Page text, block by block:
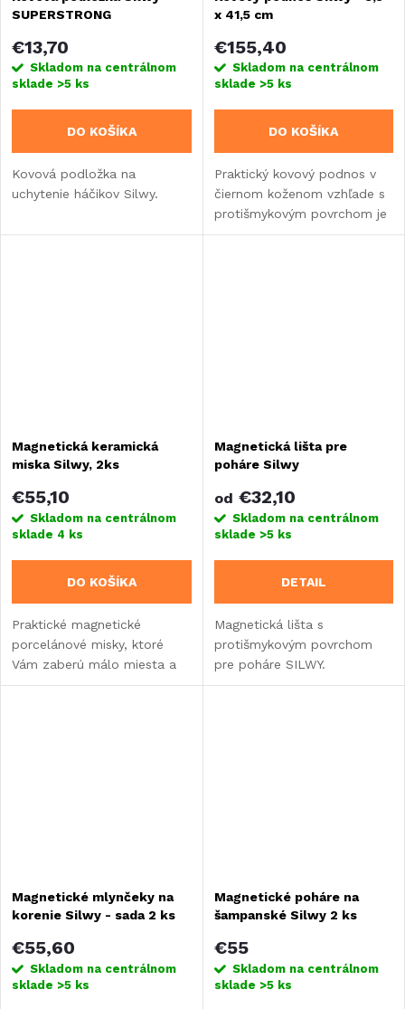
SUPERSTRONG
€13,70
Skladom na centrálnom
sklade >5 ks
DO KOŠÍKA
Kovová podložka na
uchytenie háčikov Silwy.
x 41,5 cm
€155,40
Skladom na centrálnom
sklade >5 ks
DO KOŠÍKA
Praktický kovový podnos v
čiernom koženom vzhľade s
protišmykovým povrchom je
určený pre všetky riady,
Magnetická keramická
miska Silwy, 2ks
€55,10
Skladom na centrálnom
sklade 4 ks
DO KOŠÍKA
Praktické magnetické
porcelánové misky, ktoré
Vám zaberú málo miesta a
pri jazde nechrastia.
Magnetická lišta pre
poháre Silwy
od €32,10
Skladom na centrálnom
sklade >5 ks
DETAIL
Magnetická lišta s
protišmykovým povrchom
pre poháre SILWY.
Magnetické mlynčeky na
korenie Silwy - sada 2 ks
€55,60
Skladom na centrálnom
sklade >5 ks
Magnetické poháre na
šampanské Silwy 2 ks
€55
Skladom na centrálnom
sklade >5 ks